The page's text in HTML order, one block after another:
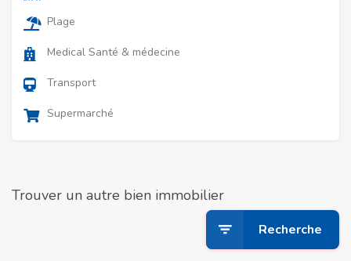
Plage
Medical Santé & médecine
Transport
Supermarché
Trouver un autre bien immobilier
Recherche